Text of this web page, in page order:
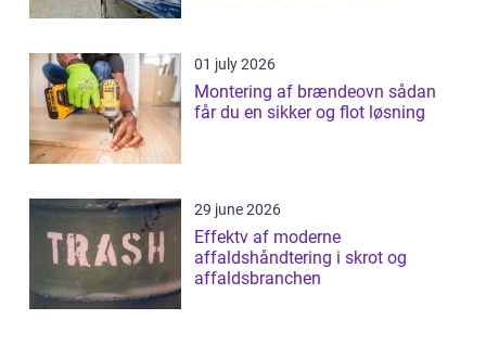
01 july 2026
Montering af brændeovn sådan
får du en sikker og flot løsning
29 june 2026
Effektv af moderne
affaldshåndtering i skrot og
affaldsbranchen